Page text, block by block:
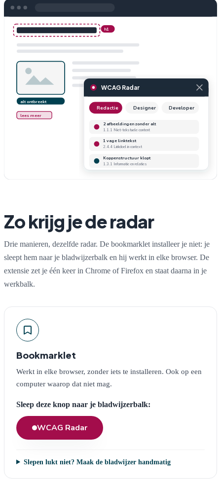
h1
alt ontbreekt
lees meer
WCAG Radar
Redactie Designer Developer
2 afbeeldingen zonder alt
1.1.1 Niet-tekstuele content
1 vage linktekst
2.4.4 Linkdoel in context
Koppenstructuur klopt
1.3.1 Informatie en relaties
Zo krijg je de radar
Drie manieren, dezelfde radar. De bookmarklet installeer je niet: je
sleept hem naar je bladwijzerbalk en hij werkt in elke browser. De
extensie zet je één keer in Chrome of Firefox en staat daarna in je
werkbalk.
Bookmarklet
Werkt in elke browser, zonder iets te installeren. Ook op een
computer waarop dat niet mag.
Sleep deze knop naar je bladwijzerbalk:
WCAG Radar
Slepen lukt niet? Maak de bladwijzer handmatig